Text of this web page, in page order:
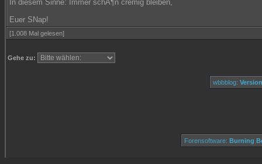
In diesem Sinne: Immer schÃ¶n cremig bleiben,
Euer SNap!
[1.008 Mal gelesen]
Gehe zu:
wbbblog:
Forensoftware: Burning